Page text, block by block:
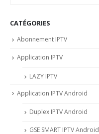
CATÉGORIES
Abonnement IPTV
Application IPTV
LAZY IPTV
Application IPTV Android
Duplex IPTV Android
GSE SMART IPTV Android